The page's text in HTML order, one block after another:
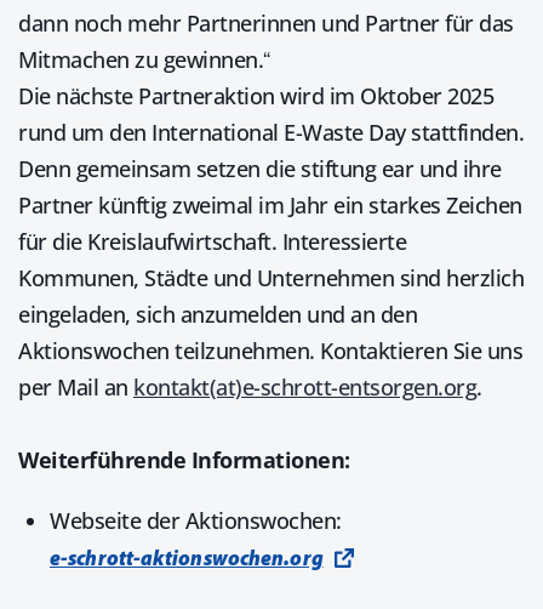
dann noch mehr Partnerinnen und Partner für das
Mitmachen zu gewinnen.“
Die nächste Partneraktion wird im Oktober 2025
rund um den International E-Waste Day stattfinden.
Denn gemeinsam setzen die stiftung ear und ihre
Partner künftig zweimal im Jahr ein starkes Zeichen
für die Kreislaufwirtschaft. Interessierte
Kommunen, Städte und Unternehmen sind herzlich
eingeladen, sich anzumelden und an den
Aktionswochen teilzunehmen. Kontaktieren Sie uns
per Mail an kontakt(at)e-schrott-entsorgen.org.
Weiterführende Informationen:
Webseite der Aktionswochen:
e-schrott-aktionswochen.org